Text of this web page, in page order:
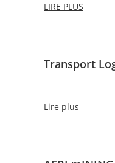
LIRE PLUS
Transport
Lire plus